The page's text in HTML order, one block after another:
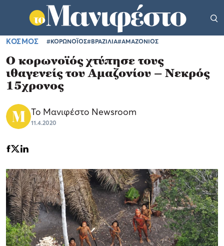
ΚΟΣΜΟΣ #ΚΟΡΩΝΟΪΟΣ#ΒΡΑΖΙΛΙΑ#ΑΜΑΖΟΝΙΟΣ
Ο κορωνοϊός χτύπησε τους
ιθαγενείς του Αμαζονίου – Νεκρός
15χρονος
Το Μανιφέστο Newsroom
11.4.2020